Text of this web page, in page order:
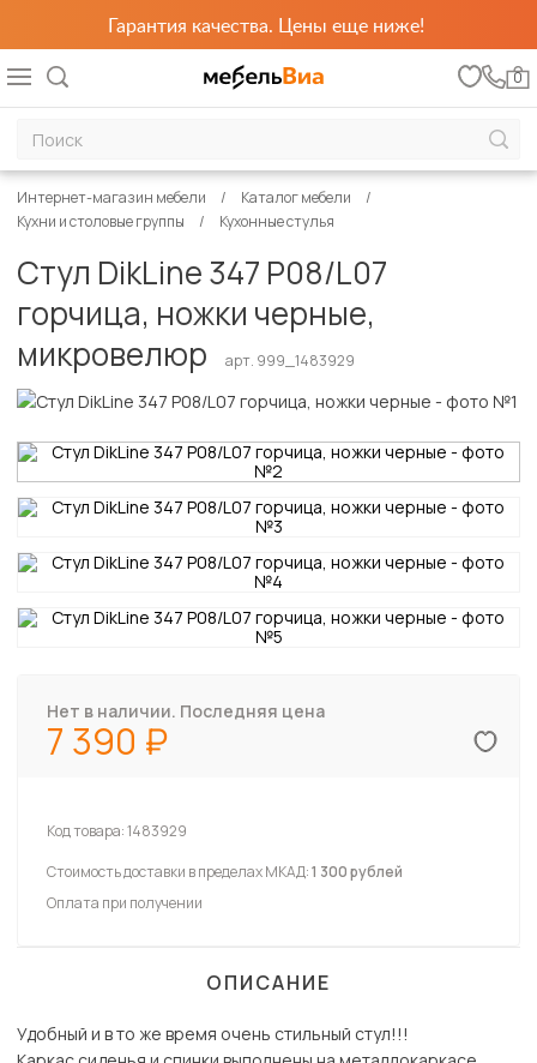
Гарантия качества. Цены еще ниже!
0
Интернет-магазин мебели
Каталог мебели
Кухни и столовые группы
Кухонные стулья
Стул DikLine 347 P08/L07
горчица, ножки черные,
микровелюр
арт. 999_1483929
Нет в наличии. Последняя цена
7 390
Код товара:1483929
Стоимость доставки в пределах МКАД:1 300 рублей
Оплата при получении
ОПИСАНИЕ
Удобный и в то же время очень стильный стул!!!